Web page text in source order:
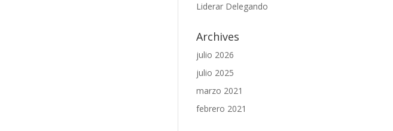
Liderar Delegando
Archives
julio 2026
julio 2025
marzo 2021
febrero 2021